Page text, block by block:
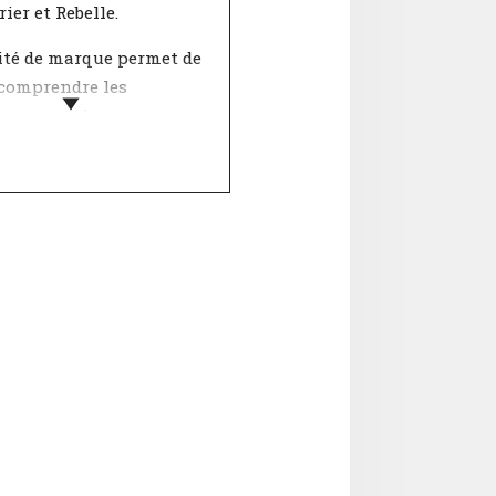
et Rebelle.
de marque permet de
les
comme les personnes.